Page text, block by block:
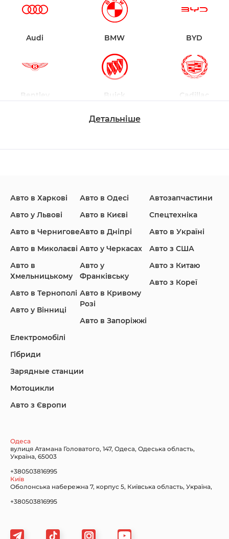
Audi BMW BYD
Bentley Buick Cadillac
Honda Hyundai
Infiniti Jaguar Jeep
Land Rover
Nissan
Детальніше
Авто в Харкові
Авто у Львові
Авто в Чернигове
Авто в Миколаєві
Авто в
Хмельницькому
Авто в Тернополі
Авто у Вінниці
Авто в Одесі
Авто в Києві
Авто в Дніпрі
Авто у Черкасах
Авто у
Франківську
Авто в Кривому
Розі
Авто в Запоріжжі
Автозапчастини
Спецтехніка
Авто в Україні
Авто з США
Авто з Китаю
Авто з Кореї
Електромобілі
Гібриди
Зарядные станции
Мотоцикли
Авто з Європи
Одеса
вулиця Атамана Головатого, 147, Одеса, Одеська область,
Україна, 65003
+380503816995
Київ
Оболонська набережна 7, корпус 5, Київська область, Україна,
+380503816995